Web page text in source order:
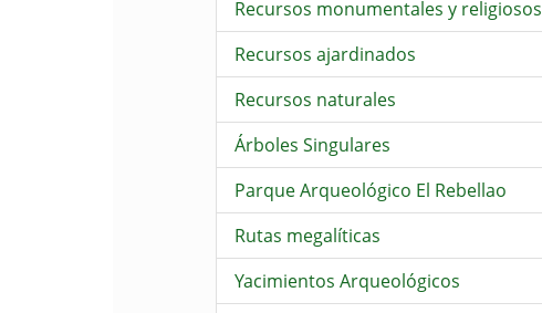
Recursos monumentales y religiosos
Recursos ajardinados
Recursos naturales
Árboles Singulares
Parque Arqueológico El Rebellao
Rutas megalíticas
Yacimientos Arqueológicos